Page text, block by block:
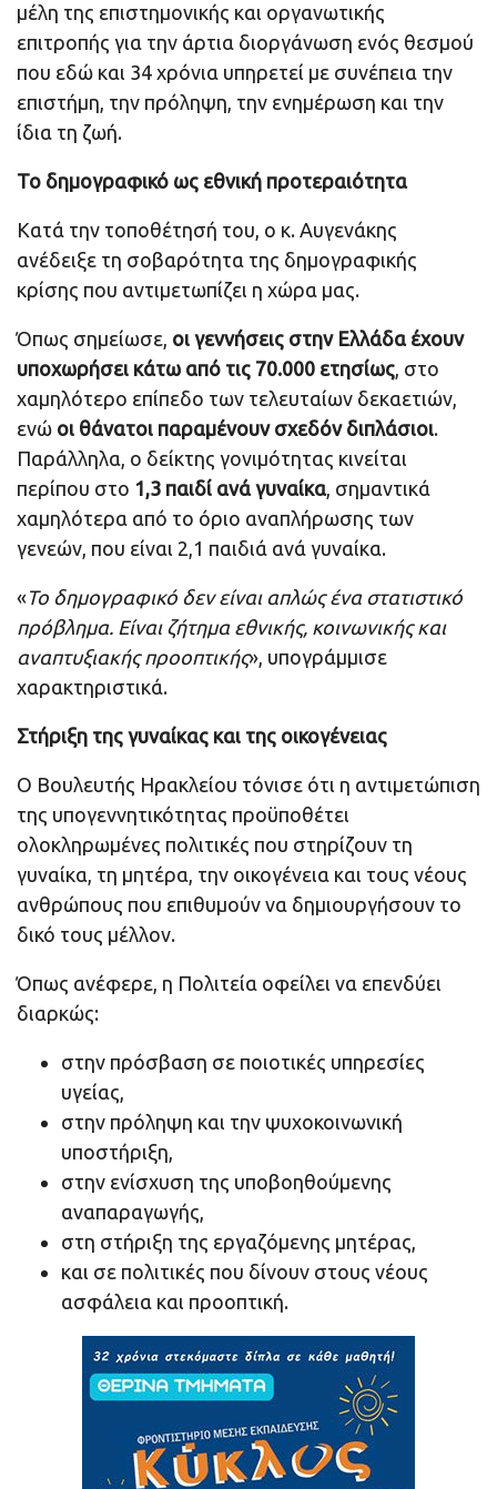
μέλη της επιστημονικής και οργανωτικής
επιτροπής για την άρτια διοργάνωση ενός θεσμού
που εδώ και 34 χρόνια υπηρετεί με συνέπεια την
επιστήμη, την πρόληψη, την ενημέρωση και την
ίδια τη ζωή.
Το δημογραφικό ως εθνική προτεραιότητα
Κατά την τοποθέτησή του, ο κ. Αυγενάκης
ανέδειξε τη σοβαρότητα της δημογραφικής
κρίσης που αντιμετωπίζει η χώρα μας.
Όπως σημείωσε, οι γεννήσεις στην Ελλάδα έχουν
υποχωρήσει κάτω από τις 70.000 ετησίως, στο
χαμηλότερο επίπεδο των τελευταίων δεκαετιών,
ενώ οι θάνατοι παραμένουν σχεδόν διπλάσιοι.
Παράλληλα, ο δείκτης γονιμότητας κινείται
περίπου στο 1,3 παιδί ανά γυναίκα, σημαντικά
χαμηλότερα από το όριο αναπλήρωσης των
γενεών, που είναι 2,1 παιδιά ανά γυναίκα.
« Το δημογραφικό δεν είναι απλώς ένα στατιστικό
πρόβλημα. Είναι ζήτημα εθνικής, κοινωνικής και
αναπτυξιακής προοπτικής», υπογράμμισε
χαρακτηριστικά.
Στήριξη της γυναίκας και της οικογένειας
Ο Βουλευτής Ηρακλείου τόνισε ότι η αντιμετώπιση
της υπογεννητικότητας προϋποθέτει
ολοκληρωμένες πολιτικές που στηρίζουν τη
γυναίκα, τη μητέρα, την οικογένεια και τους νέους
ανθρώπους που επιθυμούν να δημιουργήσουν το
δικό τους μέλλον.
Όπως ανέφερε, η Πολιτεία οφείλει να επενδύει
διαρκώς:
στην πρόσβαση σε ποιοτικές υπηρεσίες
υγείας,
στην πρόληψη και την ψυχοκοινωνική
υποστήριξη,
στην ενίσχυση της υποβοηθούμενης
αναπαραγωγής,
στη στήριξη της εργαζόμενης μητέρας,
και σε πολιτικές που δίνουν στους νέους
ασφάλεια και προοπτική.